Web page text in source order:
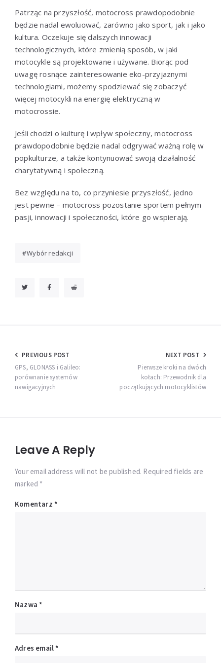
Patrząc na przyszłość, motocross prawdopodobnie
będzie nadal ewoluować, zarówno jako sport, jak i jako
kultura. Oczekuje się dalszych innowacji
technologicznych, które zmienią sposób, w jaki
motocykle są projektowane i używane. Biorąc pod
uwagę rosnące zainteresowanie eko-przyjaznymi
technologiami, możemy spodziewać się zobaczyć
więcej motocykli na energię elektryczną w
motocrossie.
Jeśli chodzi o kulturę i wpływ społeczny, motocross
prawdopodobnie będzie nadal odgrywać ważną rolę w
popkulturze, a także kontynuować swoją działalność
charytatywną i społeczną.
Bez względu na to, co przyniesie przyszłość, jedno
jest pewne – motocross pozostanie sportem pełnym
pasji, innowacji i społeczności, które go wspierają.
Wybór redakcji
Nawigacja
wpisu
PREVIOUS POST
GPS, GLONASS i Galileo:
porównanie systemów
nawigacyjnych
NEXT POST
Pierwsze kroki na dwóch
kołach: Przewodnik dla
początkujących motocyklistów
Leave A Reply
Your email address will not be published. Required fields are
marked *
Komentarz *
Nazwa *
Adres email *